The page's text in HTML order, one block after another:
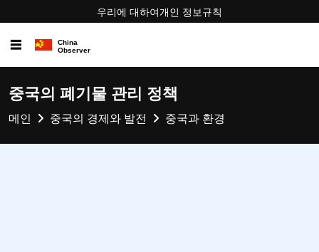
우리에 대하여개인 정보규칙
☰
중국의 폐기물 관리 정책
메인 중국의 경제와 발전 중국과 환경